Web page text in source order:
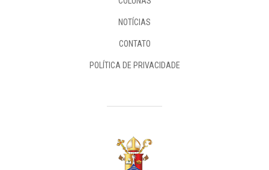
NOTÍCIAS
CONTATO
POLÍTICA DE PRIVACIDADE